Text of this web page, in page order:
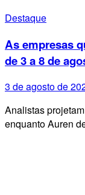
Destaque
As empresas
de 3 a 8 de
3 de agosto de
Analistas
enquanto Auren